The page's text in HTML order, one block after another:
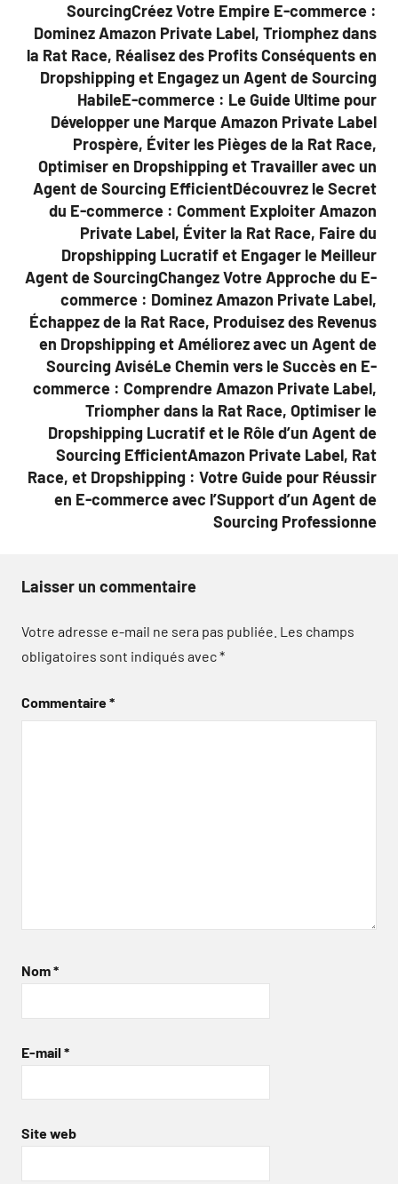
SourcingCréez Votre Empire E-commerce :
Dominez Amazon Private Label, Triomphez dans
la Rat Race, Réalisez des Profits Conséquents en
Dropshipping et Engagez un Agent de Sourcing
HabileE-commerce : Le Guide Ultime pour
Développer une Marque Amazon Private Label
Prospère, Éviter les Pièges de la Rat Race,
Optimiser en Dropshipping et Travailler avec un
Agent de Sourcing EfficientDécouvrez le Secret
du E-commerce : Comment Exploiter Amazon
Private Label, Éviter la Rat Race, Faire du
Dropshipping Lucratif et Engager le Meilleur
Agent de SourcingChangez Votre Approche du E-
commerce : Dominez Amazon Private Label,
Échappez de la Rat Race, Produisez des Revenus
en Dropshipping et Améliorez avec un Agent de
Sourcing AviséLe Chemin vers le Succès en E-
commerce : Comprendre Amazon Private Label,
Triompher dans la Rat Race, Optimiser le
Dropshipping Lucratif et le Rôle d’un Agent de
Sourcing EfficientAmazon Private Label, Rat
Race, et Dropshipping : Votre Guide pour Réussir
en E-commerce avec l’Support d’un Agent de
Sourcing Professionne
Laisser un commentaire
Votre adresse e-mail ne sera pas publiée. Les champs
obligatoires sont indiqués avec*
Commentaire*
Nom*
E-mail *
Site web